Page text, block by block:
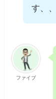
す、、
ファイブ